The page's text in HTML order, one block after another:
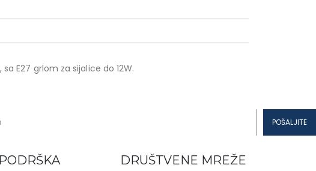
E27 grlom za sijalice do 12W.
DRUŠTVENE MREŽE